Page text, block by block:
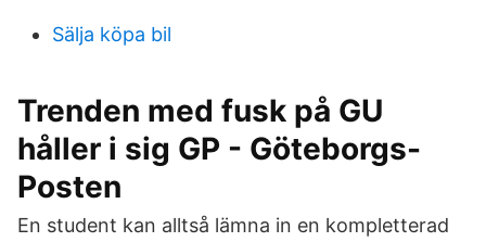
Sälja köpa bil
Trenden med fusk på GU
håller i sig GP - Göteborgs-
Posten
En student kan alltså lämna in en kompletterad